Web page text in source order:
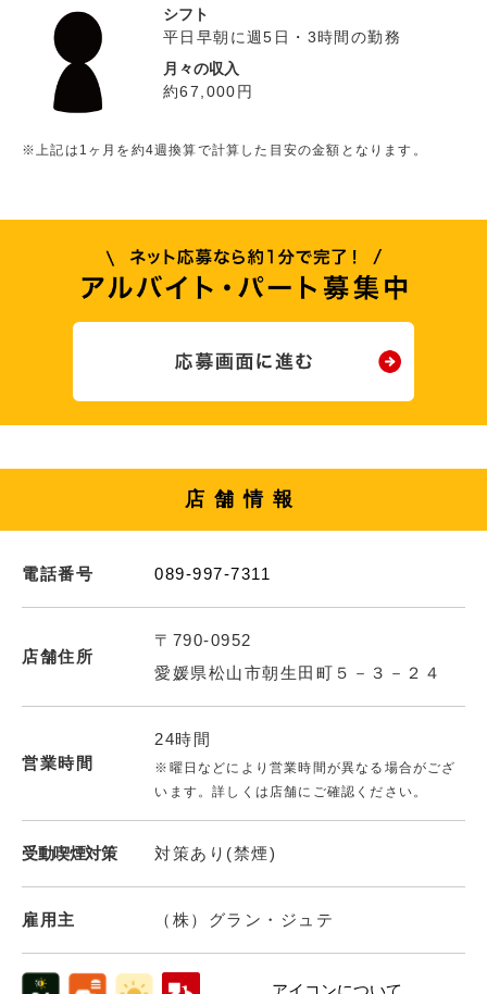
シフト
平日早朝に週5日・3時間の勤務
月々の収入
約67,000円
※上記は1ヶ月を約4週換算で計算した目安の金額となります。
店舗情報
電話番号 089-997-7311
店舗住所
〒790-0952
愛媛県松山市朝生田町５－３－２４
営業時間
24時間
※曜日などにより営業時間が異なる場合がござ
います。詳しくは店舗にご確認ください。
受動喫煙対策 対策あり(禁煙)
雇用主 （株）グラン・ジュテ
アイコンについて